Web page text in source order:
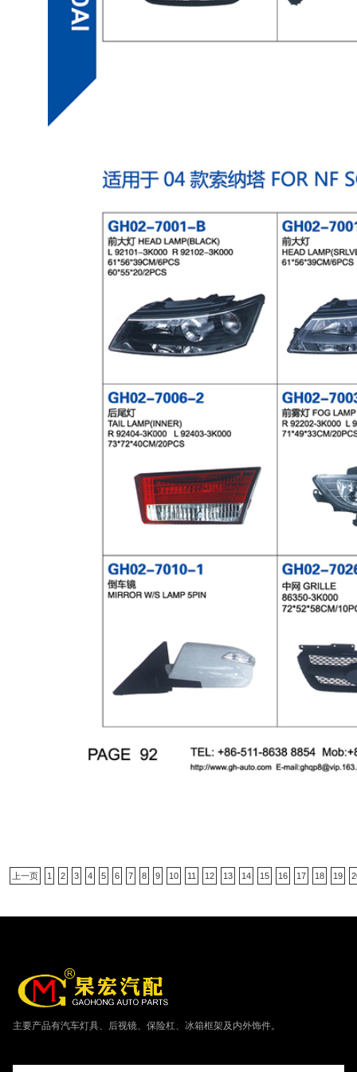
上一页 1 2 3 4 5 6 7 8 9 10 11 12 13 14 15 16 17 18 19
主要产品有汽车灯具、后视镜、保险杠、冰箱框架及内外饰件。